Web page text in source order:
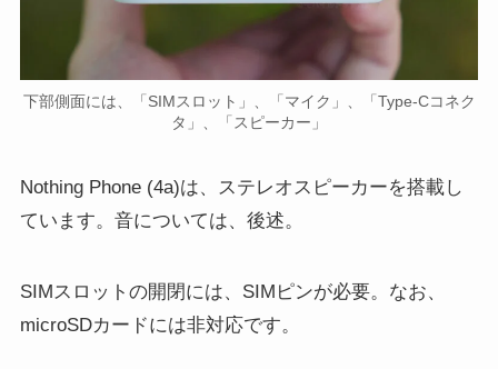
下部側面には、「SIMスロット」、「マイク」、「Type-Cコネク
タ」、「スピーカー」
Nothing Phone (4a)は、ステレオスピーカーを搭載し
ています。音については、後述。
SIMスロットの開閉には、SIMピンが必要。なお、
microSDカードには非対応です。